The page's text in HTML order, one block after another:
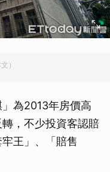
）
為2013年房價高
，不少投資客認賠
王」、「賠售